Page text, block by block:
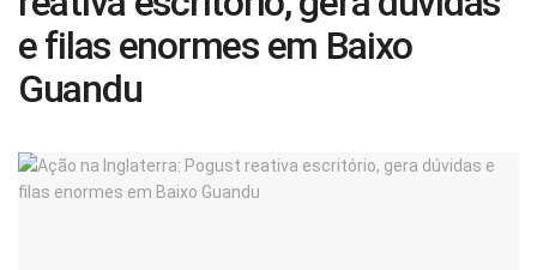
e filas enormes em Baixo
Guandu